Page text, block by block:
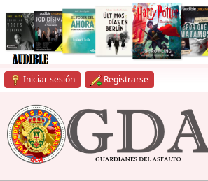
Iniciar sesión Registrarse